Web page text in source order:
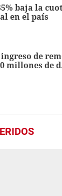
baja la
en el país
de
millones de